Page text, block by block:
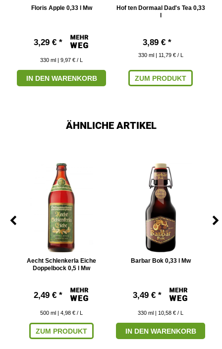
Floris Apple 0,33 l Mw
3,29 € *
330 ml | 9,97 € / L
IN DEN WARENKORB
Hof ten Dormaal Dad's Tea 0,33
3,89 € *
330 ml | 11,79 € / L
ZUM PRODUKT
ÄHNLICHE ARTIKEL
Aecht Schlenkerla Eiche
Doppelbock 0,5 l Mw
2,49 € *
500 ml | 4,98 € / L
ZUM PRODUKT
Barbar Bok 0,33 l Mw
3,49 € *
330 ml | 10,58 € / L
IN DEN WARENKORB